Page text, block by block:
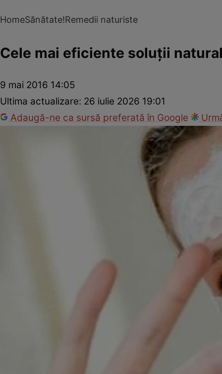
HomeSănătate!Remedii naturiste
Cele mai eficiente soluţii
9 mai 2016 14:05
Ultima actualizare: 26 iulie 2026 19:01
Adaugă-ne ca sursă preferată în Google